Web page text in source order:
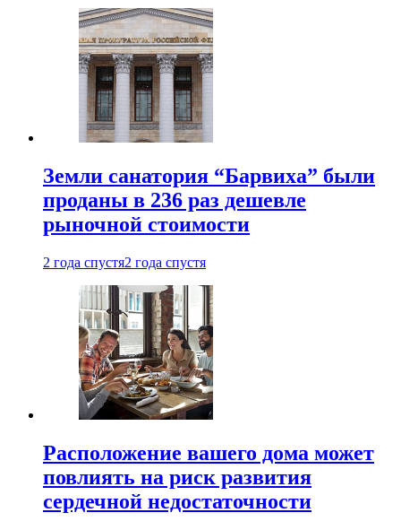
Земли санатория “Барвиха” были
проданы в 236 раз дешевле
рыночной стоимости
2 года спустя2 года спустя
Расположение вашего дома может
повлиять на риск развития
сердечной недостаточности